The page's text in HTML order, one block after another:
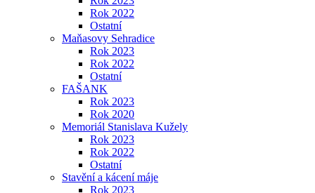
Rok 2022
Ostatní
Maňasovy Sehradice
Rok 2023
Rok 2022
Ostatní
FAŠANK
Rok 2023
Rok 2020
Memoriál Stanislava Kužely
Rok 2023
Rok 2022
Ostatní
Stavění a kácení máje
Rok 2023